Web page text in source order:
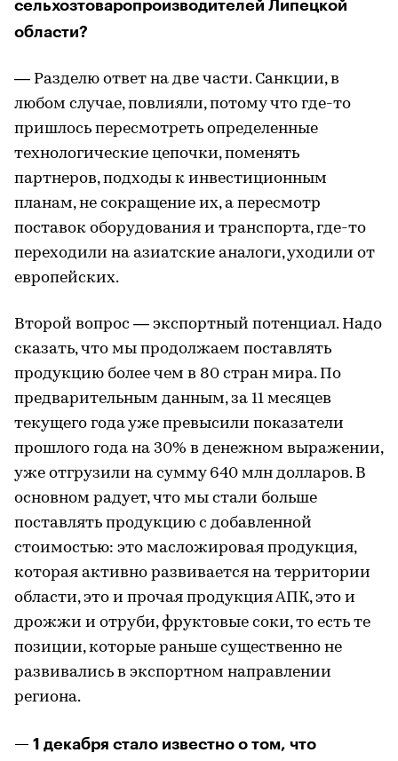
сельхозтоваропроизводителей Липецкой
области?
— Разделю ответ на две части. Санкции, в
любом случае, повлияли, потому что где-то
пришлось пересмотреть определенные
технологические цепочки, поменять
партнеров, подходы к инвестиционным
планам, не сокращение их, а пересмотр
поставок оборудования и транспорта, где-то
переходили на азиатские аналоги, уходили от
европейских.
Второй вопрос — экспортный потенциал. Надо
сказать, что мы продолжаем поставлять
продукцию более чем в 80 стран мира. По
предварительным данным, за 11 месяцев
текущего года уже превысили показатели
прошлого года на 30% в денежном выражении,
уже отгрузили на сумму 640 млн долларов. В
основном радует, что мы стали больше
поставлять продукцию с добавленной
стоимостью: это масложировая продукция,
которая активно развивается на территории
области, это и прочая продукция АПК, это и
дрожжи и отруби, фруктовые соки, то есть те
позиции, которые раньше существенно не
развивались в экспортном направлении
региона.
— 1 декабря стало известно о том, что